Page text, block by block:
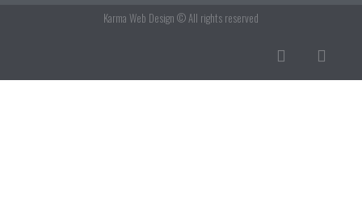
Karma Web Design © All rights reserved